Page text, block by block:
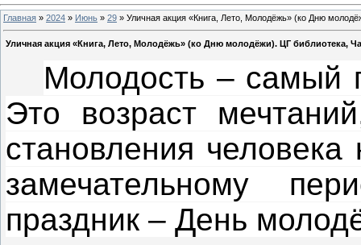
Главная » 2024 » Июнь » 29 » Уличная акция «Книга, Лето, Молодёжь» (ко Дню
Уличная акция «Книга, Лето, Молодёжь» (ко Дню молодёжи). ЦГ библиотека,
Молодость – самый
Это возраст
становления
замечательному
праздник – День